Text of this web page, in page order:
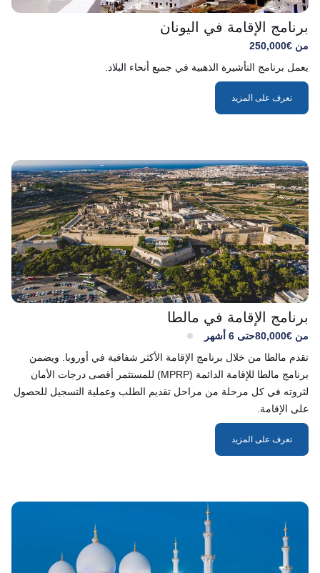
برنامج الإقامة في اليونان
من €250,000
يعمل برنامج التأشيرة الذهبية في جميع أنحاء البلاد.
برنامج الإقامة في مالطا
من €80,000
حتى 6 أشهر
تقدم مالطا من خلال برنامج الإقامة الأكثر شفافية في أوروبا. ويضمن
برنامج مالطا للإقامة الدائمة (MPRP) للمستثمر أقصى درجات الأمان
لثروته في كل مرحلة من مراحل تقديم الطلب وعملية التسجيل للحصول
على الإقامة.